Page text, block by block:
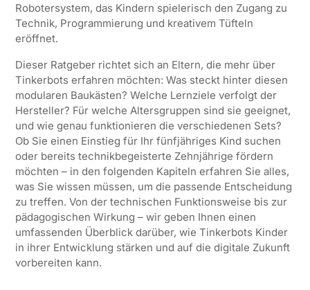
Robotersystem, das Kindern spielerisch den Zugang zu
Technik, Programmierung und kreativem Tüfteln
eröffnet.
Dieser Ratgeber richtet sich an Eltern, die mehr über
Tinkerbots erfahren möchten: Was steckt hinter diesen
modularen Baukästen? Welche Lernziele verfolgt der
Hersteller? Für welche Altersgruppen sind sie geeignet,
und wie genau funktionieren die verschiedenen Sets?
Ob Sie einen Einstieg für Ihr fünfjähriges Kind suchen
oder bereits technikbegeisterte Zehnjährige fördern
möchten – in den folgenden Kapiteln erfahren Sie alles,
was Sie wissen müssen, um die passende Entscheidung
zu treffen. Von der technischen Funktionsweise bis zur
pädagogischen Wirkung – wir geben Ihnen einen
umfassenden Überblick darüber, wie Tinkerbots Kinder
in ihrer Entwicklung stärken und auf die digitale Zukunft
vorbereiten kann.